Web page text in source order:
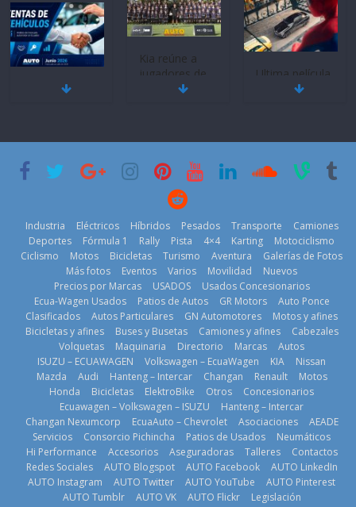
Mercado
historia
11 de julio de
BMW, Toyota,
Bosch y
prueban flota
que usa
gasolina 100%
renovable
25 de julio de
2026
Kia reúne a
jugadores de
fútbol de todo
2026
La Vuelta al
Ecuador 2026,
edición 47ª,
recorre 7
provincias en 8
días
1 de agosto de
2026
Ultima película
‘Spider‑Man:
29 de julio de
¿Qué puede
pasar con tu
vehículo si
permanece
varios días sin
usar?
3 de agosto de
2026
Industria Eléctricos Híbridos Pesados Transporte
Camiones
Deportes
Fórmula 1 Rally Pista 4×4 Karting
Motociclismo
Ciclismo
Motos Bicicletas Turismo Aventura
Galerías de Fotos
Más fotos
Eventos Varios Movilidad
Nuevos
Precios por Marcas
USADOS
Usados Concesionarios
Ecua-Wagen Usados
Patios de Autos GR Motors
Auto Ponce
Clasificados
Autos Particulares GN Automotores
Motos y afines
Bicicletas y afines
Buses y Busetas Camiones y afines
Cabezales
Volquetas
Maquinaria Directorio Marcas
Autos
ISUZU – ECUAWAGEN
Volkswagen – EcuaWagen KIA
Nissan
Mazda
Audi Hanteng – Intercar Changan Renault
Motos
Honda
Bicicletas ElektroBike Otros
Concesionarios
Ecuawagen – Volkswagen – ISUZU
Hanteng – Intercar
Changan Nexumcorp
EcuaAuto – Chevrolet Asociaciones
AEADE
Servicios
Consorcio Pichincha Patios de Usados
Neumáticos
Hi Performance
Accesorios Aseguradoras Talleres
Contactos
Redes Sociales
AUTO Blogspot AUTO Facebook
AUTO LinkedIn
AUTO Instagram
AUTO Twitter AUTO YouTube
AUTO Pinterest
AUTO Tumblr
AUTO VK AUTO Flickr Legislación